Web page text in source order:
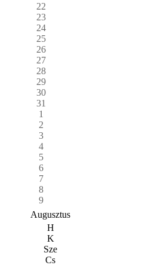
22
23
24
25
26
27
28
29
30
31
1
2
3
4
5
6
7
8
9
Augusztus
H
K
Sze
Cs